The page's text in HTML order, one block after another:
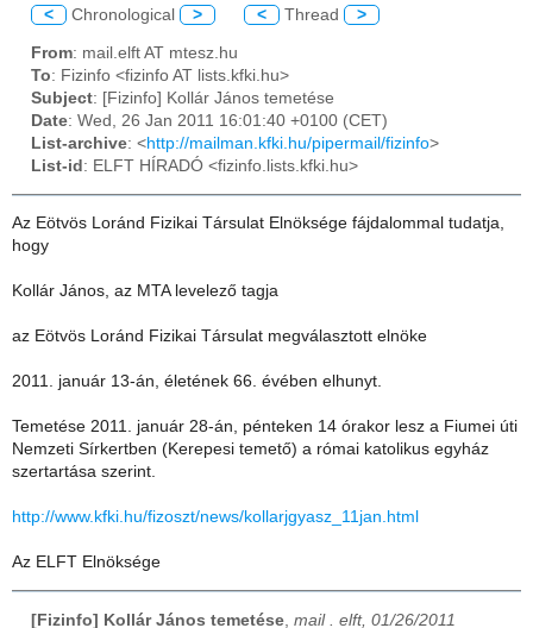
< Chronological > < Thread >
From: mail.elft AT mtesz.hu
To: Fizinfo <fizinfo AT lists.kfki.hu>
Subject: [Fizinfo] Kollár János temetése
Date: Wed, 26 Jan 2011 16:01:40 +0100 (CET)
List-archive: <http://mailman.kfki.hu/pipermail/fizinfo>
List-id : ELFT HÍRADÓ <fizinfo.lists.kfki.hu>
Az Eötvös Loránd Fizikai Társulat Elnöksége fájdalommal tudatja,
hogy
Kollár János, az MTA levelező tagja
az Eötvös Loránd Fizikai Társulat megválasztott elnöke
2011. január 13-án, életének 66. évében elhunyt.
Temetése 2011. január 28-án, pénteken 14 órakor lesz a Fiumei úti
Nemzeti Sírkertben (Kerepesi temető) a római katolikus egyház
szertartása szerint.
http://www.kfki.hu/fizoszt/news/kollarjgyasz_11jan.html
Az ELFT Elnöksége
[Fizinfo] Kollár János temetése mail . elft, 01/26/2011